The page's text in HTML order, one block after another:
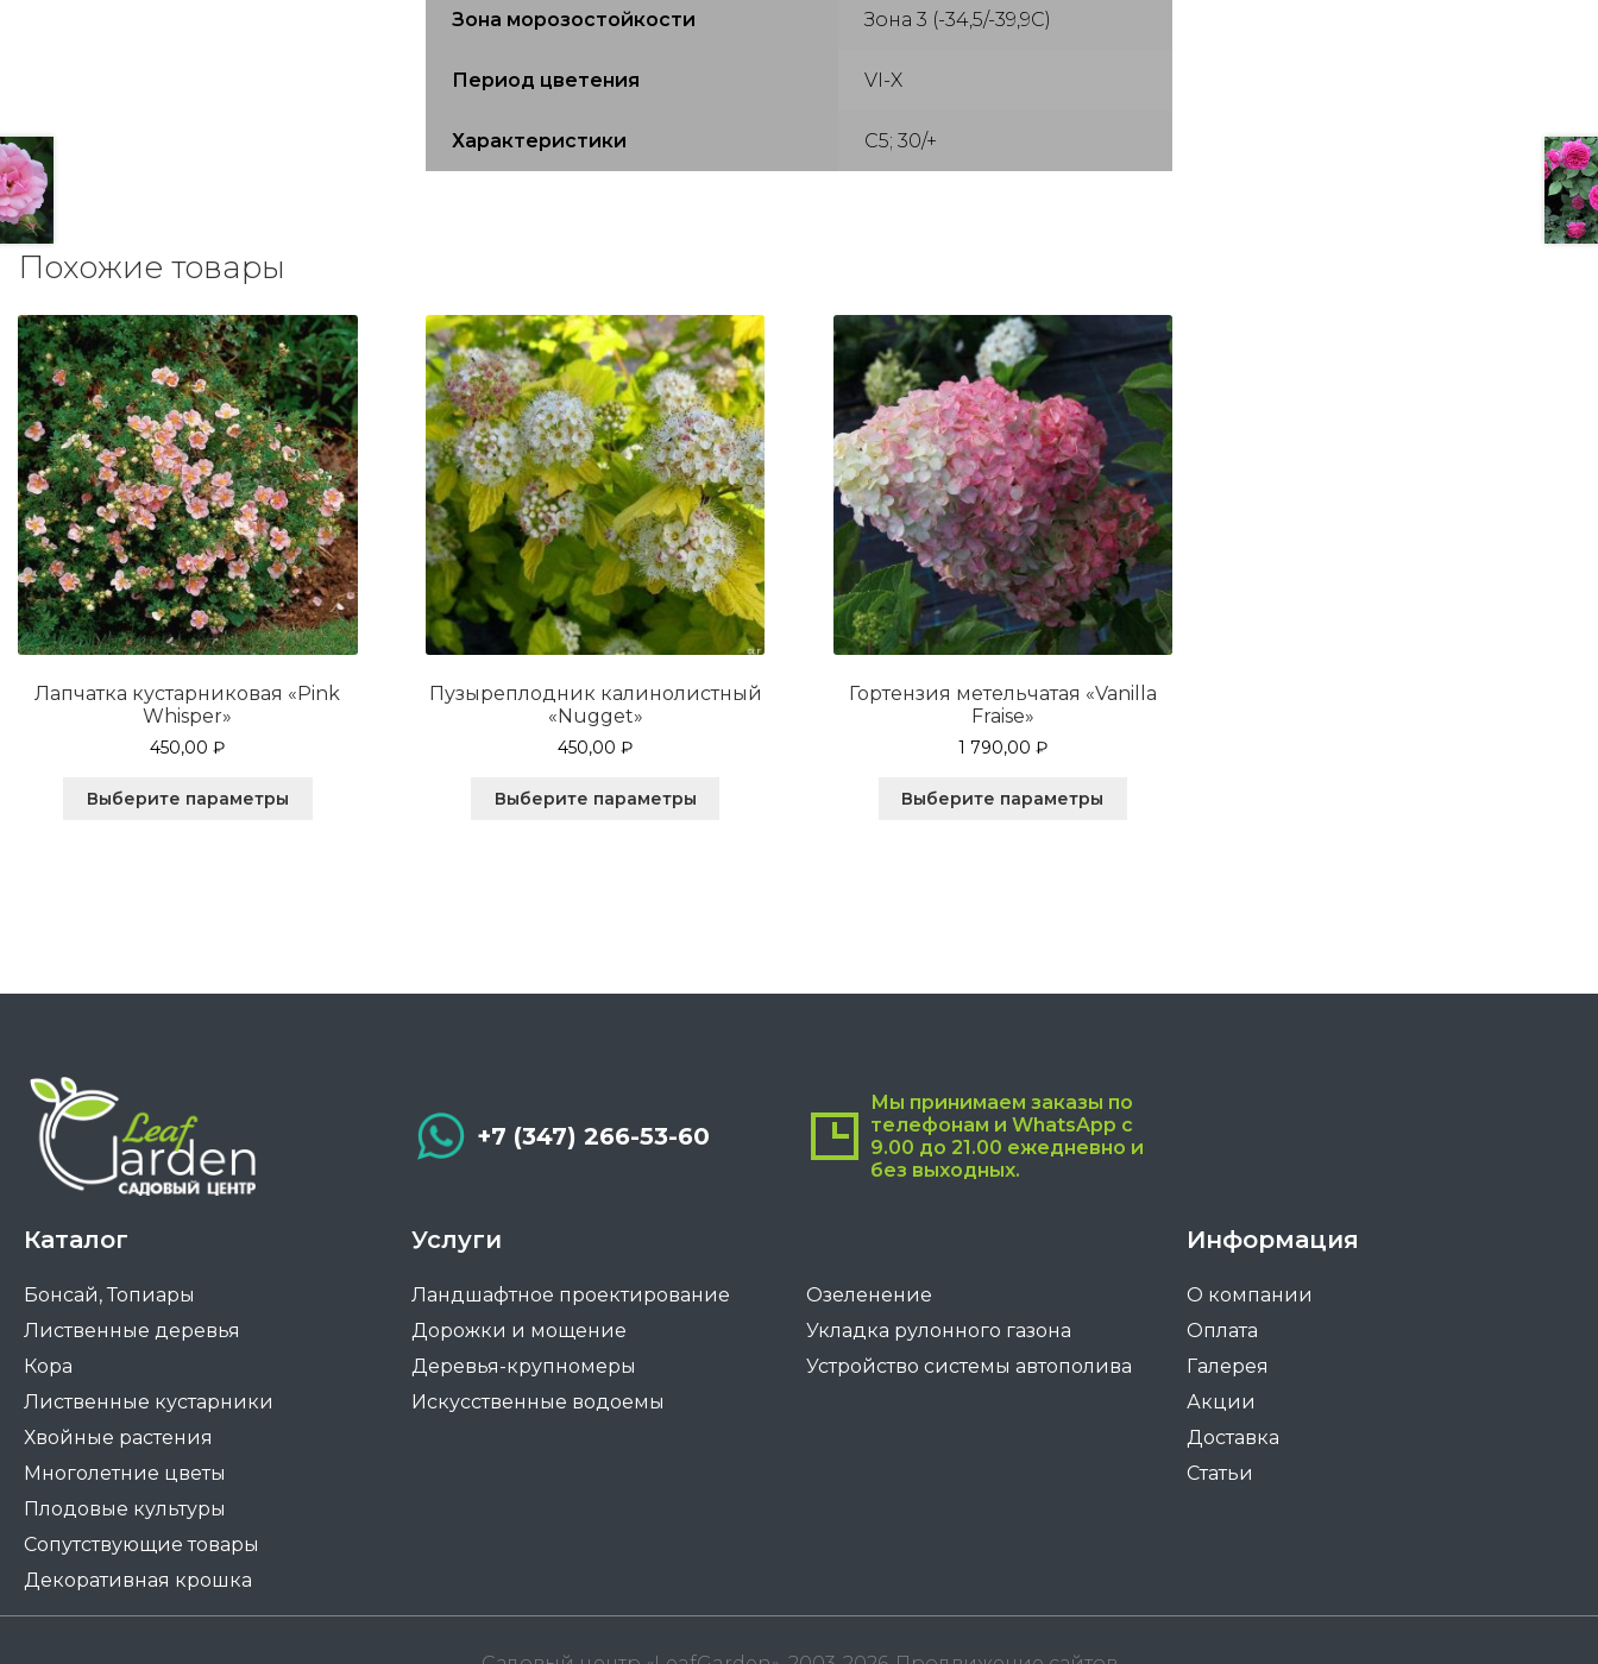
Зона морозостойкости Зона 3 (-34,5/-39,9С)
Период цветения VI-X
Характеристики С5; 30/+
Похожие товары
Лапчатка кустарниковая «Pink
Whisper»
450,00₽
Выберите параметры
Пузыреплодник калинолистный
«Nugget»
450,00₽
Выберите параметры
Гортензия метельчатая «Vanilla
Fraise»
1 790,00 ₽
Выберите параметры
+7 (347) 266-53-60
Мы принимаем заказы по
телефонам и WhatsApp с
9.00 до 21.00 ежедневно и
без выходных.
Каталог
Бонсай, Топиары
Лиственные деревья
Кора
Лиственные кустарники
Хвойные растения
Многолетние цветы
Плодовые культуры
Сопутствующие товары
Декоративная крошка
Услуги
Ландшафтное проектирование
Озеленение
Дорожки и мощение
Укладка рулонного газона
Деревья-крупномеры
Устройство системы автополива
Искусственные водоемы
Информация
О компании
Оплата
Галерея
Акции
Доставка
Статьи